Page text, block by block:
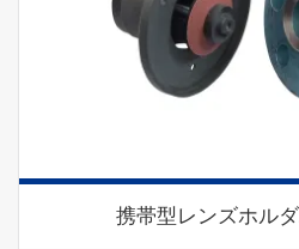
携帯型レンズホル